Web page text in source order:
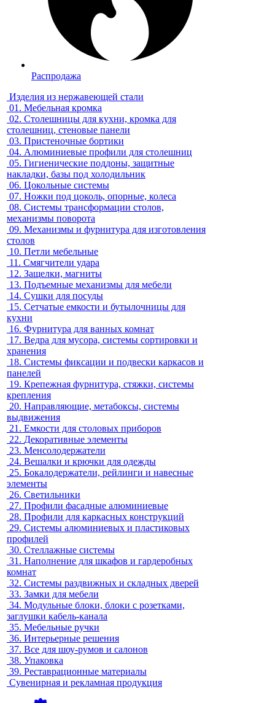
Распродажа
Изделия из нержавеющей стали
01. Мебельная кромка
02. Столешницы для кухни, кромка для
столешниц, стеновые панели
03. Пристеночные бортики
04. Алюминиевые профили для столешниц
05. Гигиенические поддоны, защитные
накладки, базы под холодильник
06. Цокольные системы
07. Ножки под цоколь, опорные, колеса
08. Системы трансформации столов,
механизмы поворота
09. Механизмы и фурнитура для изготовления
столов
10. Петли мебельные
11. Смягчители удара
12. Защелки, магниты
13. Подъемные механизмы для мебели
14. Сушки для посуды
15. Сетчатые емкости и бутылочницы для
кухни
16. Фурнитура для ванных комнат
17. Ведра для мусора, системы сортировки и
хранения
18. Системы фиксации и подвески каркасов и
панелей
19. Крепежная фурнитура, стяжки, системы
крепления
20. Направляющие, метабоксы, системы
выдвижения
21. Емкости для столовых приборов
22. Декоративные элементы
23. Менсолодержатели
24. Вешалки и крючки для одежды
25. Бокалодержатели, рейлинги и навесные
элементы
26. Светильники
27. Профили фасадные алюминиевые
28. Профили для каркасных конструкций
29. Системы алюминиевых и пластиковых
профилей
30. Стеллажные системы
31. Наполнение для шкафов и гардеробных
комнат
32. Системы раздвижных и складных дверей
33. Замки для мебели
34. Модульные блоки, блоки с розетками,
заглушки кабель-канала
35. Мебельные ручки
36. Интерьерные решения
37. Все для шоу-румов и салонов
38. Упаковка
39. Реставрационные материалы
Сувенирная и рекламная продукция